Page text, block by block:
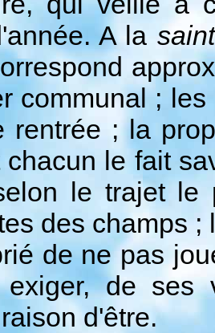
A la
communal ;
rentrée ; la
chacun le fait
le trajet le
des champs ;
de ne pas
de ses
d'être.